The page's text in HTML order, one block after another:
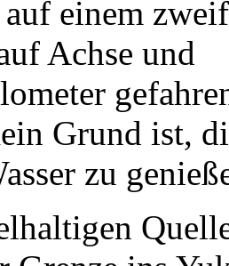
Grund ist,
zu
Grenze ins
Anlage